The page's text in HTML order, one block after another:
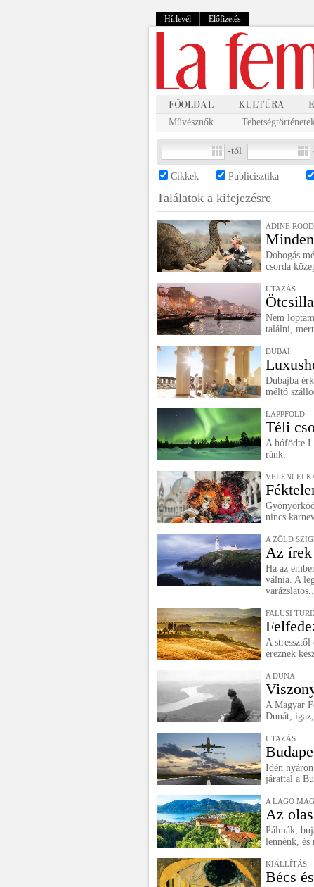
Hírlevél Előfizetés
Művésznők
-tól
Cikkek Publicisztika
Találatok a kifejezésre
ADINE
Dobogás
csorda
UTAZÁS
Nem
találni,
DUBAI
Dubajba
méltó
LAPPFÖLD
Téli
A hófödte
ránk.
VELENCEI
nincs
A ZÖLD
Az írek
Ha az
válnia. A
FALUSI
A stressztől
éreznek
A DUNA
A Magyar
Dunát,
UTAZÁS
Idén
járattal a
A LAGO
Az
Pálmák,
lennénk, és
KIÁLLÍTÁS
Bécs